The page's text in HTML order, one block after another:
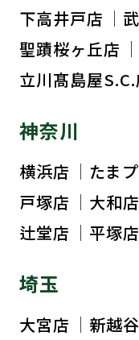
下高井戸店
聖蹟桜ヶ丘店
立川髙島屋S.C.
神奈川
横浜店 たま
戸塚店
大和店
辻堂店
平塚店
埼玉
大宮店 新越